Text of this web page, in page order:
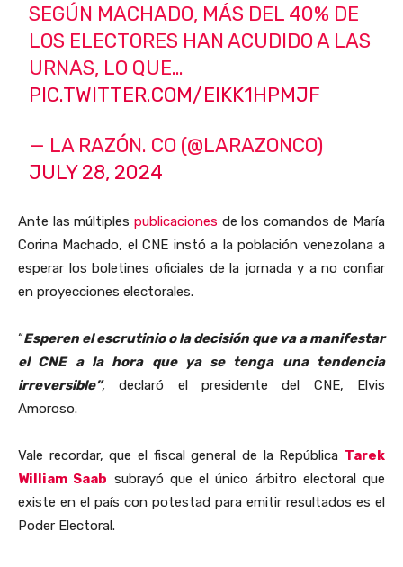
SEGÚN MACHADO, MÁS DEL 40% DE
LOS ELECTORES HAN ACUDIDO A LAS
URNAS, LO QUE…
PIC.TWITTER.COM/EIKK1HPMJF
— LA RAZÓN. CO (@LARAZONCO)
JULY 28, 2024
Ante las múltiples publicaciones de los comandos de María
Corina Machado, el CNE instó a la población venezolana a
esperar los boletines oficiales de la jornada y a no confiar
en proyecciones electorales.
“Esperen el escrutinio o la decisión que va a manifestar
el CNE a la hora que ya se tenga una tendencia
irreversible”, declaró el presidente del CNE, Elvis
Amoroso.
Vale recordar, que el fiscal general de la República Tarek
William Saab subrayó que el único árbitro electoral que
existe en el país con potestad para emitir resultados es el
Poder Electoral.